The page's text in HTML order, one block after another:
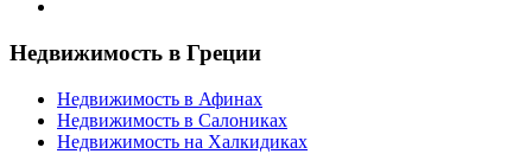
Недвижимость в Греции
Недвижимость в Афинах
Недвижимость в Салониках
Недвижимость на Халкидиках